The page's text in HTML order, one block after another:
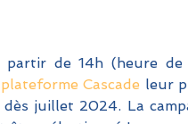
de 14h (heure de
Cascade leur
juillet 2024. La